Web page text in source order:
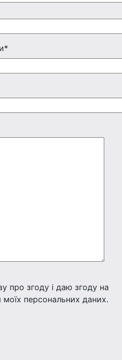
про згоду і даю згоду на
моїх персональних даних.